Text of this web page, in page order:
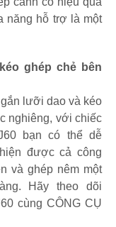
năng hỗ trợ là một
ghép chẻ bên
lưỡi dao và kéo
nghiêng, với chiếc
bạn có thể dễ
được cả công
và ghép nêm một
Hãy theo dõi
cùng CÔNG CỤ